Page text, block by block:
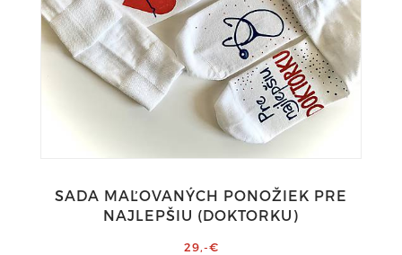
SADA MAĽOVANÝCH PONOŽIEK PRE
NAJLEPŠIU (DOKTORKU)
29,-€